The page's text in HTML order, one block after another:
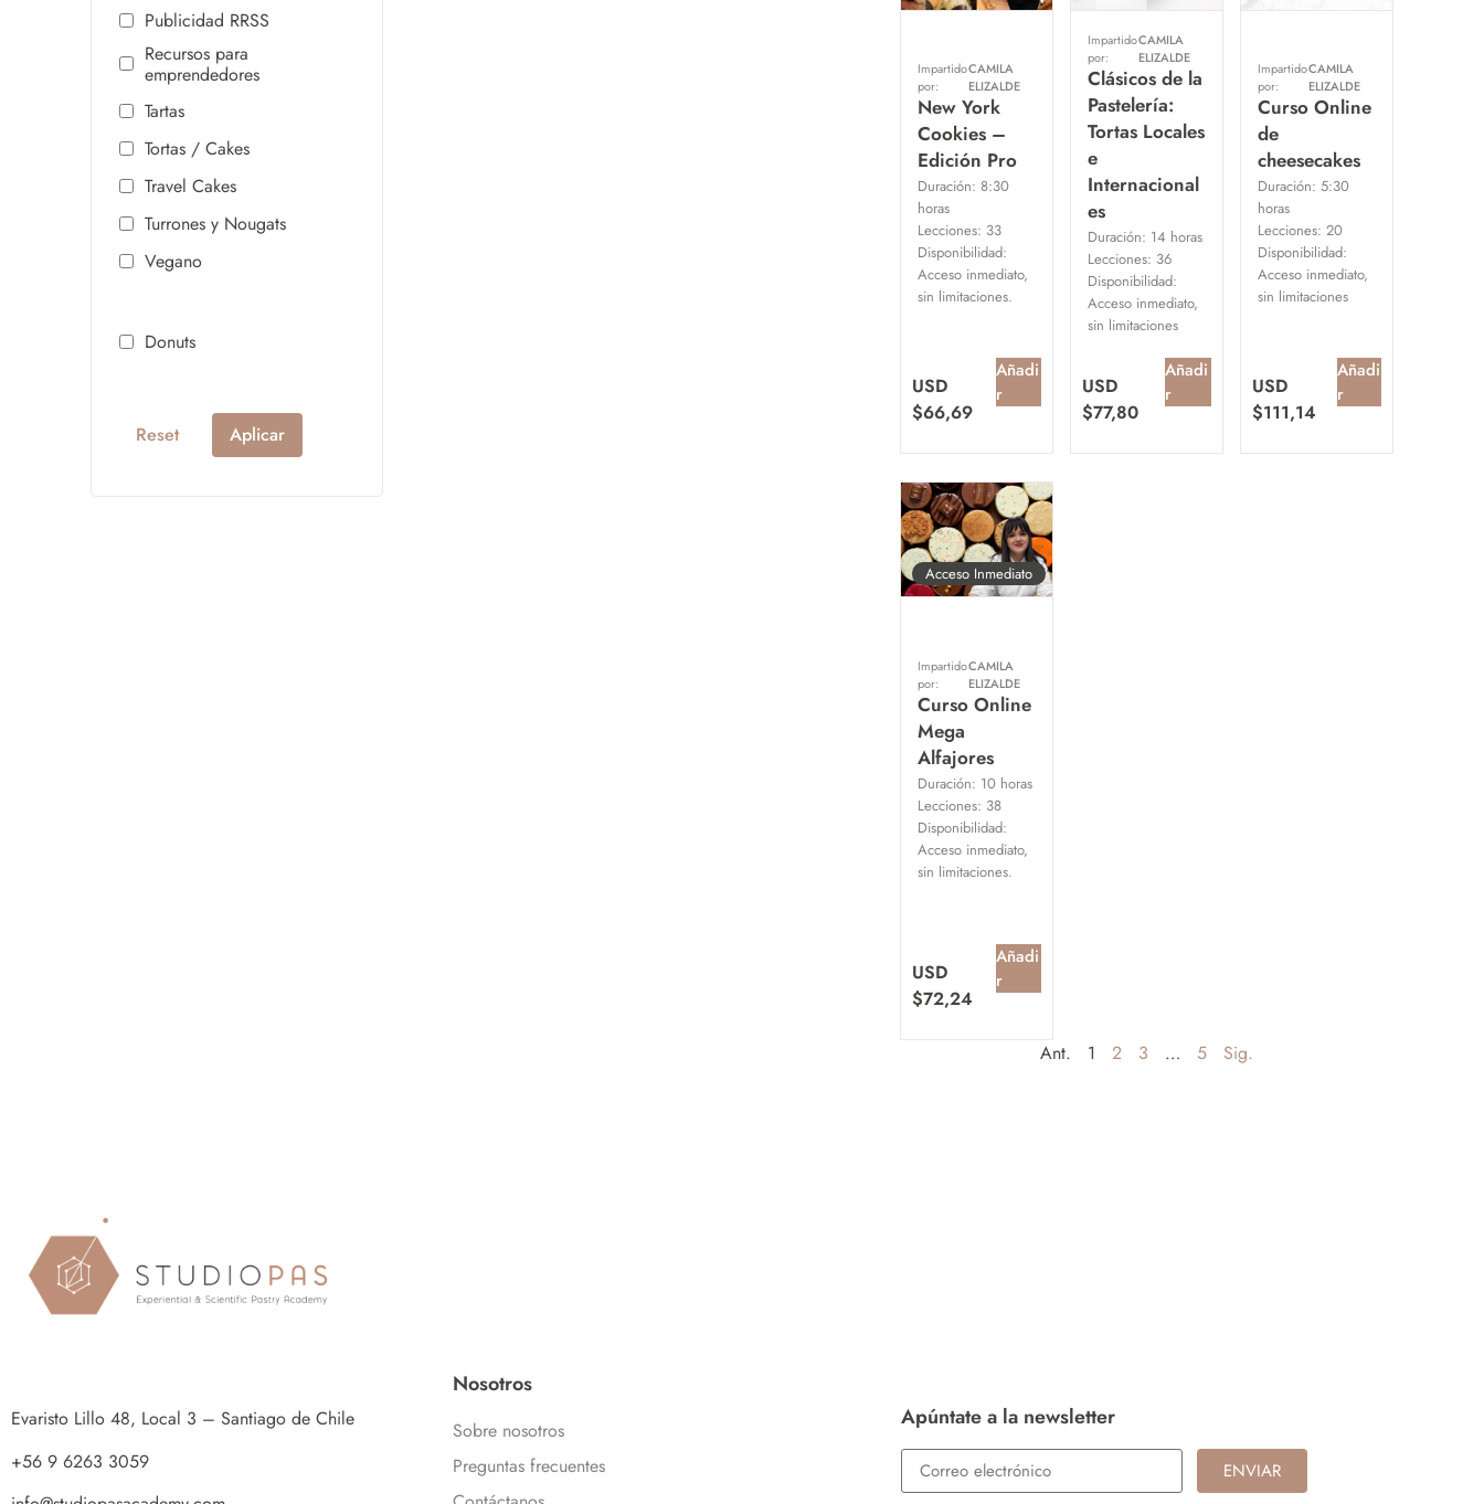
Publicidad RRSS
Recursos para
emprendedores
Tartas
Tortas / Cakes
Travel Cakes
Turrones y Nougats
Vegano
Donuts
Reset
Impartido
por:
CAMILA
ELIZALDE
New York
Cookies –
Edición Pro
Duración: 8:30
horas
Lecciones: 33
Disponibilidad:
Acceso inmediato,
sin limitaciones.
USD
$66,69
Añadi
r
Impartido
por:
CAMILA
ELIZALDE
Clásicos de la
Pastelería:
Tortas Locales
e
Internacional
es
Duración: 14 horas
Lecciones: 36
Disponibilidad:
Acceso inmediato,
sin limitaciones
USD
$77,80
Añadi
r
Impartido
por:
CAMILA
ELIZALDE
Curso Online
de
cheesecakes
Duración: 5:30
horas
Lecciones: 20
Disponibilidad:
Acceso inmediato,
sin limitaciones
USD
$111,14
Añadi
r
Acceso Inmediato
Impartido
por:
CAMILA
ELIZALDE
Curso Online
Mega
Alfajores
Duración: 10 horas
Lecciones: 38
Disponibilidad:
Acceso inmediato,
sin limitaciones.
USD
$72,24
Añadi
r
Ant. 1 2 3 … 5 Sig.
Evaristo Lillo 48, Local 3 – Santiago de Chile
+56 9 6263 3059
Nosotros
Sobre nosotros
Preguntas frecuentes
Apúntate a la newsletter
ENVIAR